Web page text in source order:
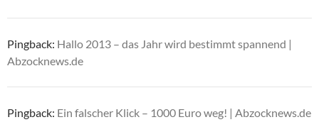
Pingback: Hallo 2013 – das Jahr wird bestimmt spannend |
Abzocknews.de
Pingback: Ein falscher Klick – 1000 Euro weg! | Abzocknews.de